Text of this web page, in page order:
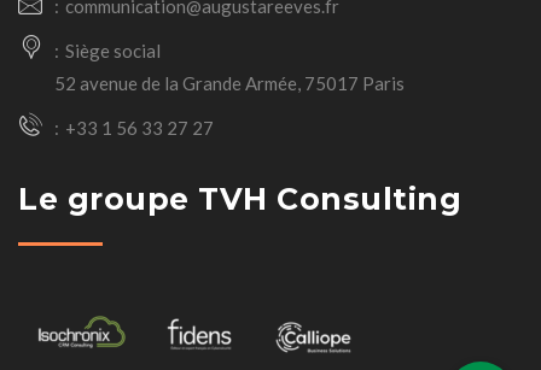
communication@augustareeves.fr
Siège social
52 avenue de la Grande Armée, 75017 Paris
+33 1 56 33 27 27
Le groupe TVH Consulting